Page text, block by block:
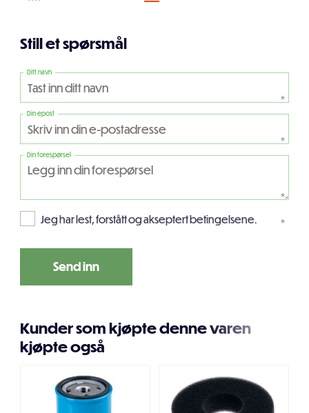
Still et spørsmål
Ditt navn
*
Din epost
*
Din forespørsel
*
Jeg har lest, forstått og akseptert betingelsene. *
Kunder som kjøpte denne varen
kjøpte også